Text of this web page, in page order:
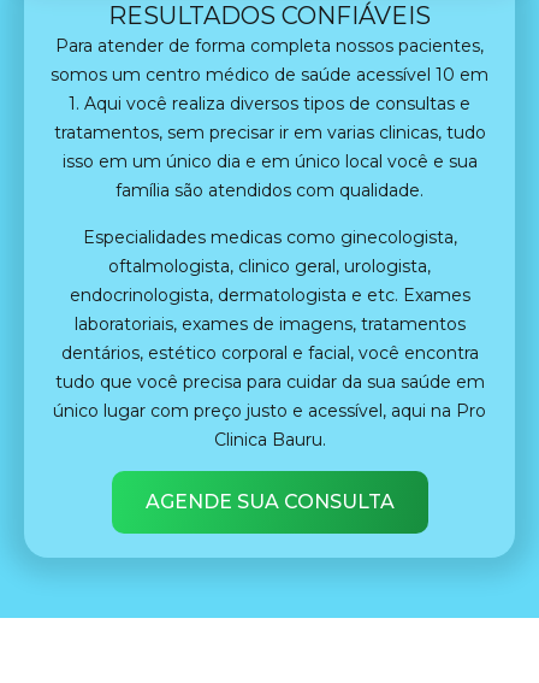
RESULTADOS CONFIÁVEIS
Para atender de forma completa nossos pacientes,
somos um centro médico de saúde acessível 10 em
1. Aqui você realiza diversos tipos de consultas e
tratamentos, sem precisar ir em varias clinicas, tudo
isso em um único dia e em único local você e sua
família são atendidos com qualidade.
Especialidades medicas como ginecologista,
oftalmologista, clinico geral, urologista,
endocrinologista, dermatologista e etc. Exames
laboratoriais, exames de imagens, tratamentos
dentários, estético corporal e facial, você encontra
tudo que você precisa para cuidar da sua saúde em
único lugar com preço justo e acessível, aqui na Pro
Clinica Bauru.
AGENDE SUA CONSULTA